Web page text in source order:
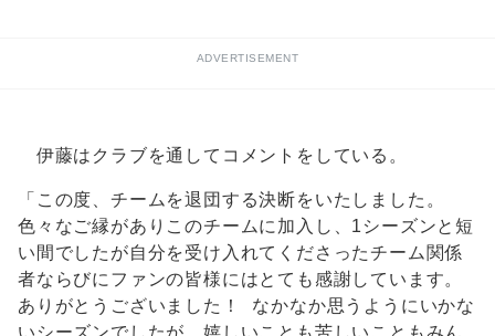
ADVERTISEMENT
伊藤はクラブを通してコメントをしている。
「この度、チームを退団する決断をいたしました。
色々なご縁がありこのチームに加入し、1シーズンと短
い間でしたが自分を受け入れてくださったチーム関係
者ならびにファンの皆様にはとても感謝しています。
ありがとうございました！ なかなか思うようにいかな